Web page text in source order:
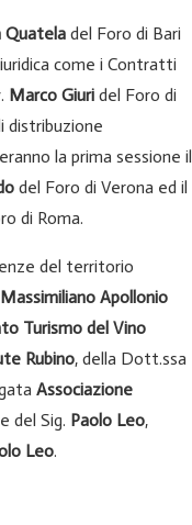
Quatela del Foro di Bari
come i Contratti
Marco Giuri del Foro di
distribuzione
la prima sessione il
del Foro di Verona ed il
di Roma.
del territorio
Massimiliano Apollonio
Turismo del Vino
Rubino, della Dott.ssa
Associazione
e del Sig. Paolo Leo,
Leo.